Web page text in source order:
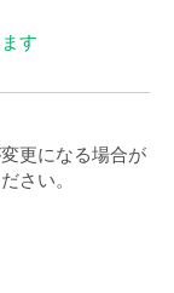
す
更になる場合が
さい。